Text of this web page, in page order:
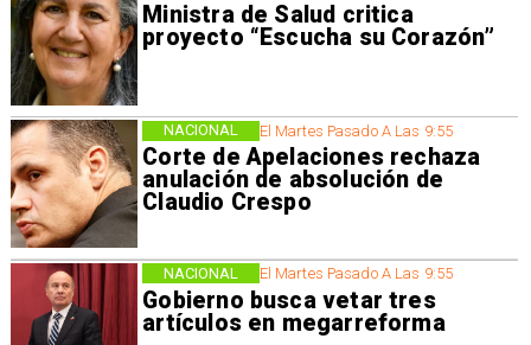
Ministra de Salud critica
proyecto “Escucha su Corazón”
El Martes Pasado A Las 9:55
Corte de Apelaciones rechaza
anulación de absolución de
Claudio Crespo
NACIONAL
El Martes Pasado A Las 9:55
Gobierno busca vetar tres
artículos en megarreforma
NACIONAL